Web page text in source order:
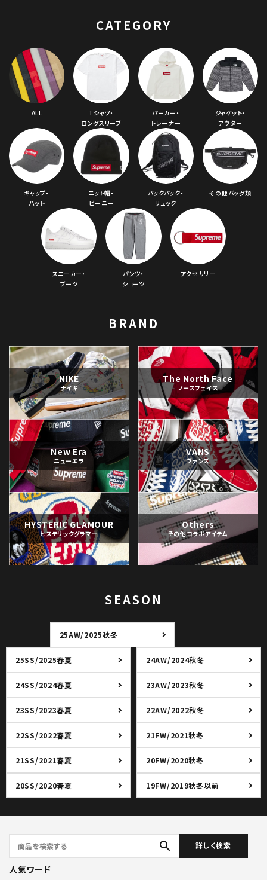
CATEGORY
ALL
Tシャツ・
ロングスリーブ
パーカー・
トレーナー
ジャケット・
アウター
キャップ・
ハット
ニット帽・
ビーニー
バックパック・
リュック
その他バッグ類
スニーカー・
ブーツ
パンツ・
ショーツ
アクセサリー
BRAND
NIKE
ナイキ
The North Face
ノースフェイス
New Era
ニューエラ
VANS
ヴァンズ
HYSTERIC GLAMOUR
ヒステリックグラマー
Others
その他コラボアイテム
SEASON
25AW/2025秋冬
25SS/2025春夏 24AW/2024秋冬
24SS/2024春夏 23AW/2023秋冬
23SS/2023春夏 22AW/2022秋冬
22SS/2022春夏 21FW/2021秋冬
21SS/2021春夏 20FW/2020秋冬
20SS/2020春夏 19FW/2019秋冬以前
search 詳しく検索
人気ワード